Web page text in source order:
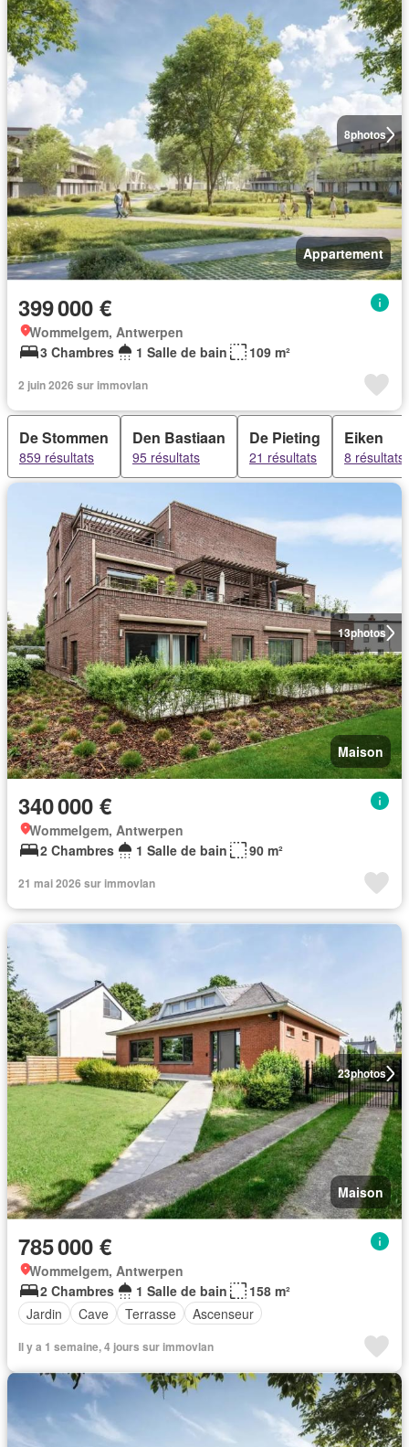
8photos
Appartement
399 000 €
Wommelgem, Antwerpen
3 Chambres
1 Salle de bain 109 m²
2 juin 2026 sur immovlan
De Stommen
859 résultats
Den Bastiaan
95 résultats
De Pieting
21 résultats
Eiken
8 résultats
13photos
Maison
340 000 €
Wommelgem, Antwerpen
2 Chambres
1 Salle de bain 90 m²
21 mai 2026 sur immovlan
23photos
Maison
785 000 €
Wommelgem, Antwerpen
2 Chambres
1 Salle de bain
158 m²
Jardin
Cave Terrasse Ascenseur
Il y a 1 semaine, 4 jours sur immovlan